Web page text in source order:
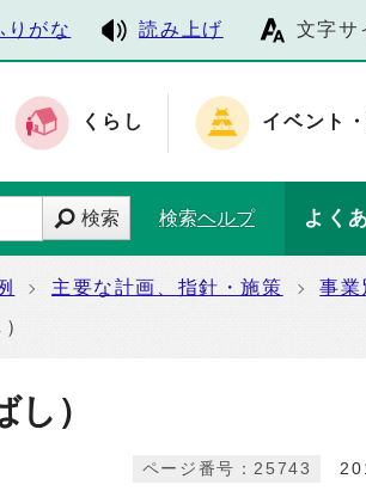
りがな 読み上げ 文字サ
くらし イベント
検索 検索ヘルプ よく
主要な計画、指針・施策 事業
）
ページ番号：25743